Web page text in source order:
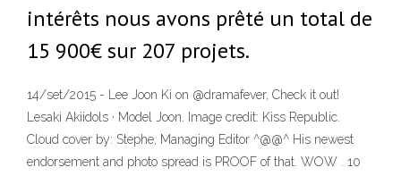
intérêts nous avons prêté un total de
15 900€ sur 207 projets.
14/set/2015 - Lee Joon Ki on @dramafever, Check it out!
Lesaki Akiidols · Model Joon. Image credit: Kiss Republic.
Cloud cover by: Stephe, Managing Editor ^@@^ His newest
endorsement and photo spread is PROOF of that. WOW . 10